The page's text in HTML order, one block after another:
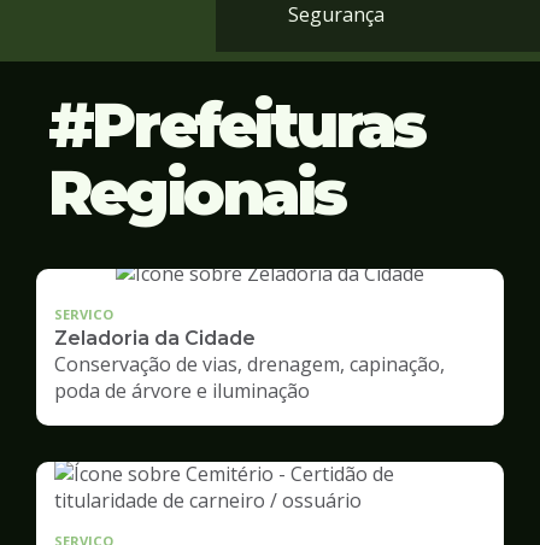
Segurança
Prefeituras
Regionais
SERVICO
Zeladoria da Cidade
Conservação de vias, drenagem, capinação,
poda de árvore e iluminação
SERVICO